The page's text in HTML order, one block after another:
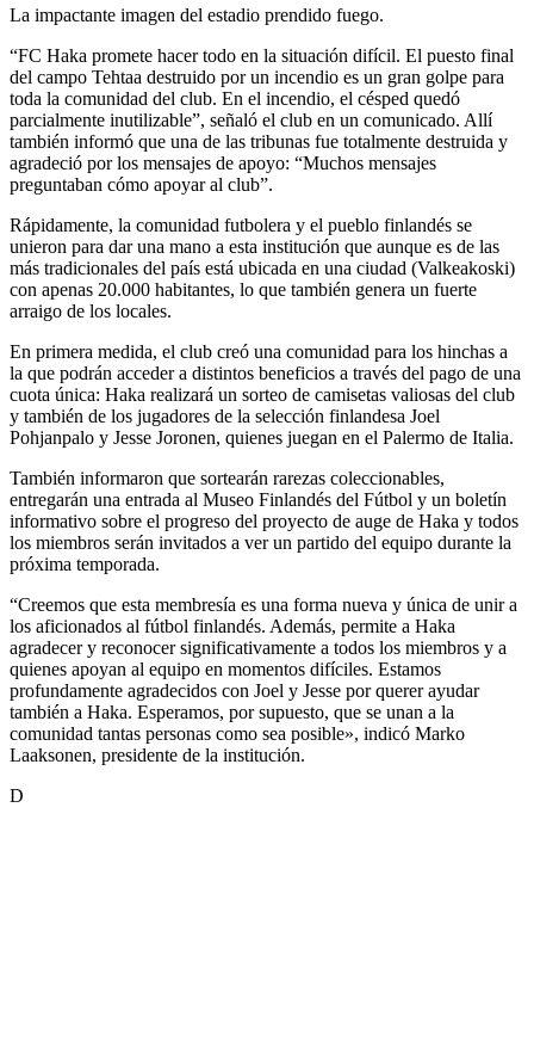
La impactante imagen del estadio prendido fuego.
“FC Haka promete hacer todo en la situación difícil. El puesto final
del campo Tehtaa destruido por un incendio es un gran golpe para
toda la comunidad del club. En el incendio, el césped quedó
parcialmente inutilizable”, señaló el club en un comunicado. Allí
también informó que una de las tribunas fue totalmente destruida y
agradeció por los mensajes de apoyo: “Muchos mensajes
preguntaban cómo apoyar al club”.
Rápidamente, la comunidad futbolera y el pueblo finlandés se
unieron para dar una mano a esta institución que aunque es de las
más tradicionales del país está ubicada en una ciudad (Valkeakoski)
con apenas 20.000 habitantes, lo que también genera un fuerte
arraigo de los locales.
En primera medida, el club creó una comunidad para los hinchas a
la que podrán acceder a distintos beneficios a través del pago de una
cuota única: Haka realizará un sorteo de camisetas valiosas del club
y también de los jugadores de la selección finlandesa Joel
Pohjanpalo y Jesse Joronen, quienes juegan en el Palermo de Italia.
También informaron que sortearán rarezas coleccionables,
entregarán una entrada al Museo Finlandés del Fútbol y un boletín
informativo sobre el progreso del proyecto de auge de Haka y todos
los miembros serán invitados a ver un partido del equipo durante la
próxima temporada.
“Creemos que esta membresía es una forma nueva y única de unir a
los aficionados al fútbol finlandés. Además, permite a Haka
agradecer y reconocer significativamente a todos los miembros y a
quienes apoyan al equipo en momentos difíciles. Estamos
profundamente agradecidos con Joel y Jesse por querer ayudar
también a Haka. Esperamos, por supuesto, que se unan a la
comunidad tantas personas como sea posible», indicó Marko
Laaksonen, presidente de la institución.
D